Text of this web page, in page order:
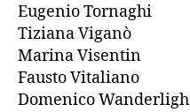
Eugenio Tornaghi
Tiziana Viganò
Marina Visentin
Fausto Vitaliano
Domenico Wanderligh